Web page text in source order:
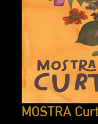
MOSTRA